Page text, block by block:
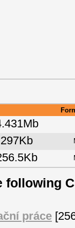
297Kb
following
práce